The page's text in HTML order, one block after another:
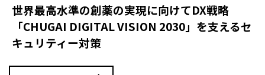
世界最高水準の創薬の実現に向けてDX戦略
「CHUGAI DIGITAL VISION 2030」を支えるセ
キュリティー対策